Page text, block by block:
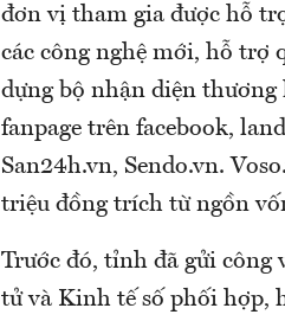
đơn vị tham gia được hỗ
các công nghệ mới, hỗ trợ
dựng bộ nhận diện thương
fanpage trên facebook,
San24h.vn, Sendo.vn.
triệu đồng trích từ ngồn
Trước đó, tỉnh đã gửi công
tử và Kinh tế số phối hợp,